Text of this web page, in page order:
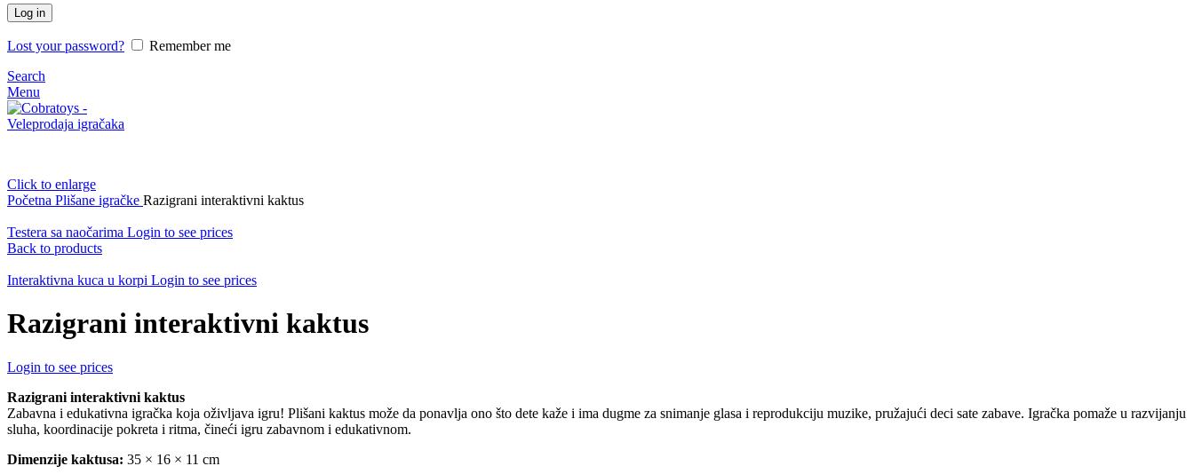
Log in
Lost your password?
Remember me
Search
Menu
Click to enlarge
Početna Plišane igračke Razigrani interaktivni kaktus
Testera sa naočarima Login to see prices
Back to products
Interaktivna kuca u korpi Login to see prices
Razigrani interaktivni kaktus
Login to see prices
Razigrani interaktivni kaktus
Zabavna i edukativna igračka koja oživljava igru! Plišani kaktus može da ponavlja ono što dete kaže i ima dugme za snimanje glasa i reprodukciju muzike, pružajući deci sate zabave. Igračka pomaže u razvijanju
sluha, koordinacije pokreta i ritma, čineći igru zabavnom i edukativnom.
Dimenzije kaktusa: 35 × 16 × 11 cm